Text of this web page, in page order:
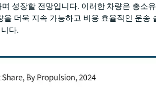
성장할 전망입니다. 이러한 차량은 총소
더욱 지속 가능하고 비용 효율적인 운송
다.